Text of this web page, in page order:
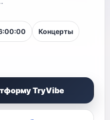
Концерты
TryVibe